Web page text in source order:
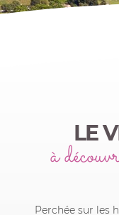
LE
à
Perchée sur les